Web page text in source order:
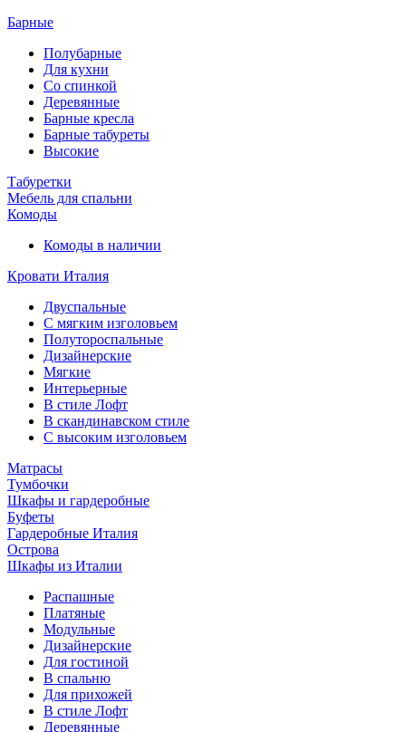
Барные
Полубарные
Для кухни
Со спинкой
Деревянные
Барные кресла
Барные табуреты
Высокие
Табуретки
Мебель для спальни
Комоды
Комоды в наличии
Кровати Италия
Двуспальные
С мягким изголовьем
Полутороспальные
Дизайнерские
Мягкие
Интерьерные
В стиле Лофт
В скандинавском стиле
С высоким изголовьем
Матрасы
Тумбочки
Шкафы и гардеробные
Буфеты
Гардеробные Италия
Острова
Шкафы из Италии
Распашные
Платяные
Модульные
Дизайнерские
Для гостиной
В спальню
Для прихожей
В стиле Лофт
Деревянные